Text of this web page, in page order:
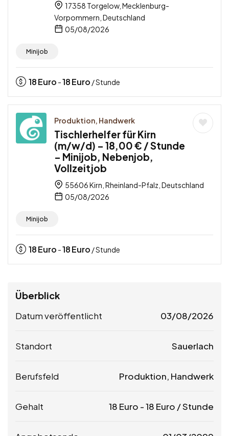
17358 Torgelow, Mecklenburg-
Vorpommern, Deutschland
05/08/2026
Minijob
18Euro -18Euro / Stunde
Produktion, Handwerk
Tischlerhelfer für Kirn
(m/w/d) – 18,00 € / Stunde
– Minijob, Nebenjob,
Vollzeitjob
55606 Kirn, Rheinland-Pfalz, Deutschland
05/08/2026
Minijob
18Euro -18Euro / Stunde
Überblick
Datum veröffentlicht 03/08/2026
Standort Sauerlach
Berufsfeld Produktion, Handwerk
Gehalt 18 Euro -18 Euro / Stunde